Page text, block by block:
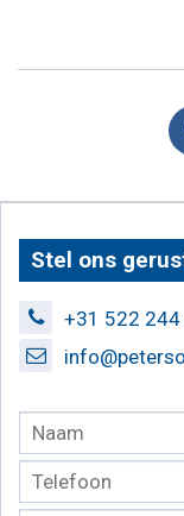
Stel ons
+31 522